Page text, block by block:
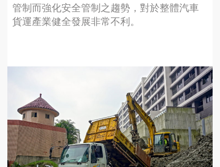
管制而強化安全管制之趨勢，對於整體汽車
貨運產業健全發展非常不利。